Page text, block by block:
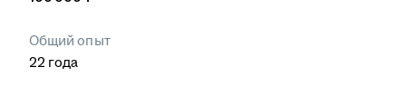
Общий опыт
22 года